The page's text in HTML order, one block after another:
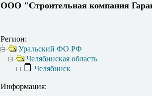
ООО "Строительная компания
Регион:
Уральский ФО РФ
Челябинская область
Челябинск
Информация: